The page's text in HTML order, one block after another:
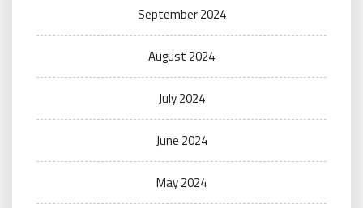
September 2024
August 2024
July 2024
June 2024
May 2024